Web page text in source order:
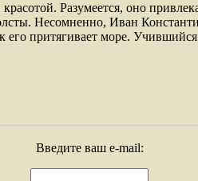
Разумеется, оно
Несомненно, Иван
его притягивает море.
Введите ваш e-mail: